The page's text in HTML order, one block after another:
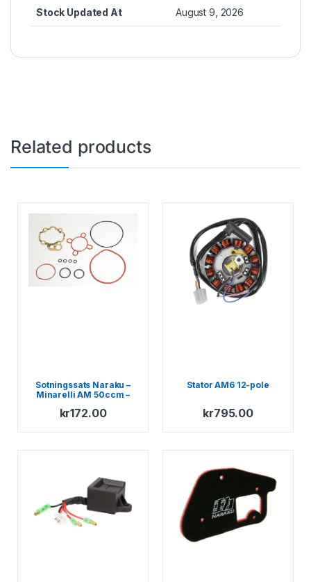
Stock Updated At August 9, 2026
Related products
Sotningssats Naraku –
Minarelli AM 50ccm –
Keeway – Motobi – Ride –
kr172.00
Stator AM6 12-pole
kr795.00